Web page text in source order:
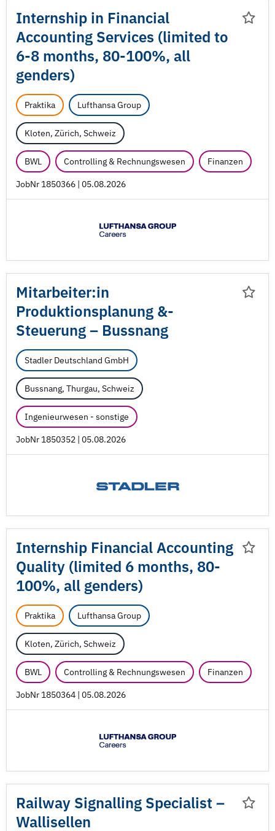
Internship in Financial
Accounting Services (limited to
6-8 months, 80-100%, all
genders)
Praktika Lufthansa Group
Kloten, Zürich, Schweiz
BWL Controlling & Rechnungswesen Finanzen
JobNr 1850366 | 05.08.2026
Mitarbeiter:in
Produktionsplanung &-
Steuerung – Bussnang
Stadler Deutschland GmbH
Bussnang, Thurgau, Schweiz
Ingenieurwesen - sonstige
JobNr 1850352 | 05.08.2026
Internship Financial Accounting
Quality (limited 6 months, 80-
100%, all genders)
Praktika Lufthansa Group
Kloten, Zürich, Schweiz
BWL Controlling & Rechnungswesen Finanzen
JobNr 1850364 | 05.08.2026
Railway Signalling Specialist –
Wallisellen